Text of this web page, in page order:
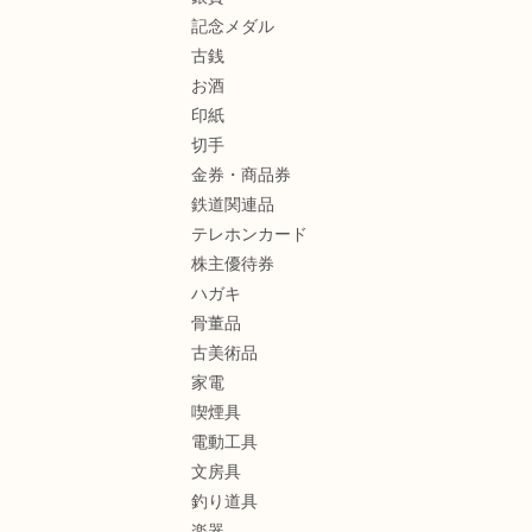
記念メダル
古銭
お酒
印紙
切手
金券・商品券
鉄道関連品
テレホンカード
株主優待券
ハガキ
骨董品
古美術品
家電
喫煙具
電動工具
文房具
釣り道具